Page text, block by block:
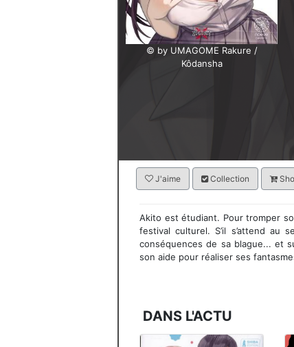
© by UMAGOME Rakure /
Kôdansha
J'aime Collection
Akito est étudiant. Pour tromper
festival culturel. S’il s’attend au
conséquences de sa blague... et
son aide pour réaliser ses
DANS L'ACTU